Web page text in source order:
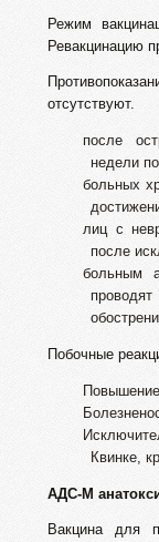
Режим
Ревакцинацию
отсутствуют.
после
недели
больных
лиц с
после
больным
Побочные
Квинке,
АДС-М
Вакцина для